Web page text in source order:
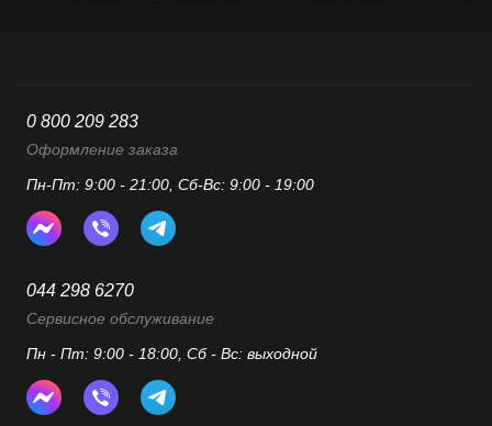
0 800 209 283
Оформление заказа
Пн-Пт: 9:00 - 21:00, Сб-Вс: 9:00 - 19:00
044 298 6270
Сервисное обслуживание
Пн - Пт: 9:00 - 18:00, Сб - Вс: выходной